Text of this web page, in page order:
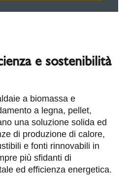
e sostenibilità
a biomassa e
a legna, pellet,
una soluzione solida ed
di produzione di calore,
e fonti rinnovabili in
più sfidanti di
ed efficienza energetica.